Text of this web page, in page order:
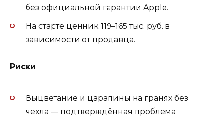
без официальной гарантии Apple.
На старте ценник 119–165 тыс. руб. в
зависимости от продавца.
Риски
Выцветание и царапины на гранях без
чехла — подтверждённая проблема